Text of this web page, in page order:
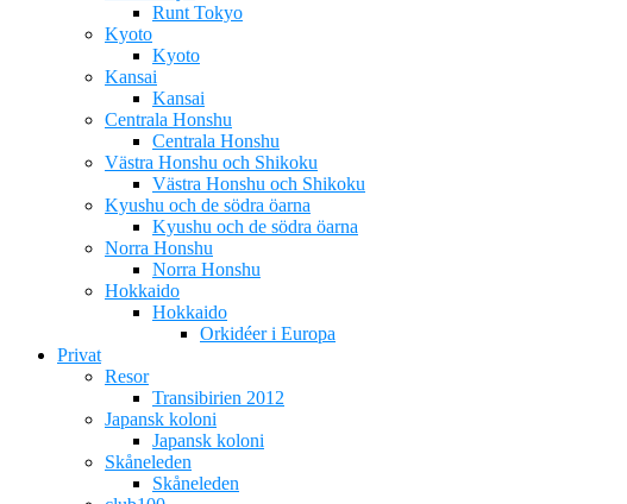
Runt Tokyo
Kyoto
Kyoto
Kansai
Kansai
Centrala Honshu
Centrala Honshu
Västra Honshu och Shikoku
Västra Honshu och Shikoku
Kyushu och de södra öarna
Kyushu och de södra öarna
Norra Honshu
Norra Honshu
Hokkaido
Hokkaido
Orkidéer i Europa
Privat
Resor
Transibirien 2012
Japansk koloni
Japansk koloni
Skåneleden
Skåneleden